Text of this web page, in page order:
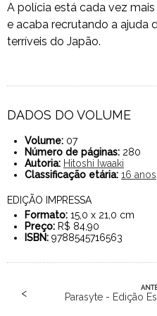
A polícia está cada vez
e acaba recrutando a ajuda
terríveis do Japão.
DADOS DO VOLUME
Volume: 07
Número de páginas: 280
Autoria: Hitoshi Iwaaki
Classificação etária: 16 anos
EDIÇÃO IMPRESSA
Formato: 15,0 x 21,0 cm
Preço: R$ 84,90
ISBN: 9788545716563
< Parasyte - Edição